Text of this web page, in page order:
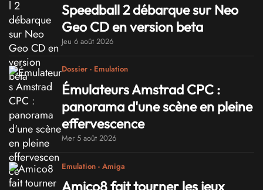
Speedball 2 débarque sur Neo
Geo CD en version beta
Jeu 6 août 2026
Dossier - Emulation
Émulateurs Amstrad CPC :
panorama d'une scène en pleine
effervescence
Mer 5 août 2026
Emulation - Amiga
Amico8 fait tourner les jeux